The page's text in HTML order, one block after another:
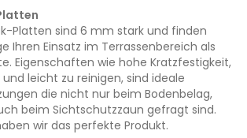
Platten sind 6 mm stark und finden
Ihren Einsatz im Terrassenbereich als
Eigenschaften wie hohe Kratzfestigkeit,
leicht zu reinigen, sind ideale
die nicht nur beim Bodenbelag,
beim Sichtschutzzaun gefragt sind.
wir das perfekte Produkt.